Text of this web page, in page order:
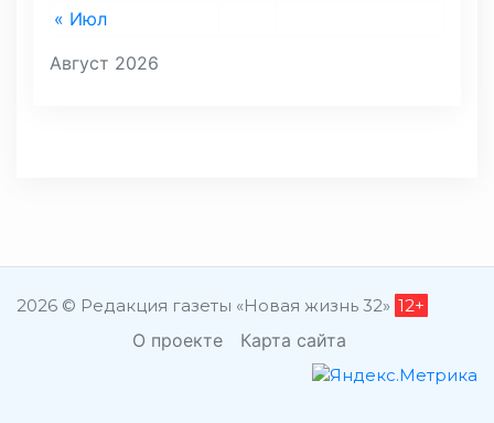
Август 2026
« Июл
2026 © Редакция газеты «Новая жизнь 32» 12+
О проекте Карта сайта